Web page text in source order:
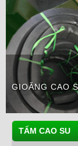
GIOĂNG CAO
TẤM CAO SU